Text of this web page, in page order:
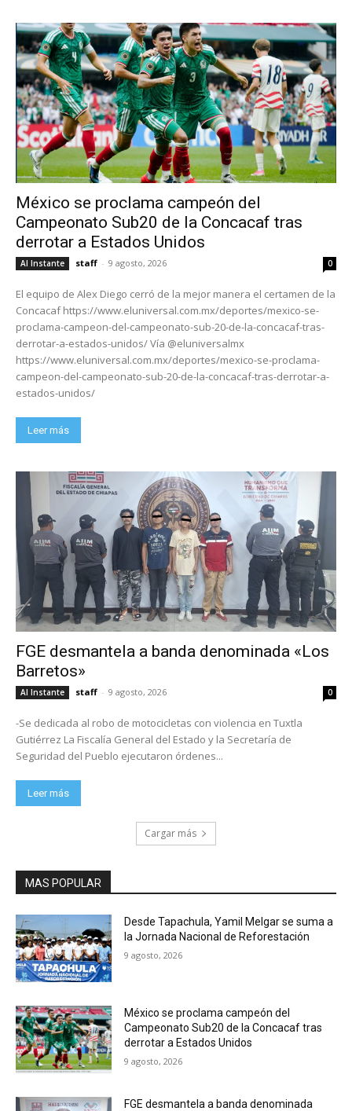
México se proclama campeón del
Campeonato Sub20 de la Concacaf tras
derrotar a Estados Unidos
Al Instante staff - 9 agosto, 2026 0
El equipo de Alex Diego cerró de la mejor manera el certamen de la
Concacaf https://www.eluniversal.com.mx/deportes/mexico-se-
proclama-campeon-del-campeonato-sub-20-de-la-concacaf-tras-
derrotar-a-estados-unidos/ Vía @eluniversalmx
https://www.eluniversal.com.mx/deportes/mexico-se-proclama-
campeon-del-campeonato-sub-20-de-la-concacaf-tras-derrotar-a-
estados-unidos/
Leer más
FGE desmantela a banda denominada «Los
Barretos»
Al Instante staff - 9 agosto, 2026 0
-Se dedicada al robo de motocicletas con violencia en Tuxtla
Gutiérrez La Fiscalía General del Estado y la Secretaría de
Seguridad del Pueblo ejecutaron órdenes...
Leer más
Cargar más
MAS POPULAR
Desde Tapachula, Yamil Melgar se suma a
la Jornada Nacional de Reforestación
9 agosto, 2026
México se proclama campeón del
Campeonato Sub20 de la Concacaf tras
derrotar a Estados Unidos
9 agosto, 2026
FGE desmantela a banda denominada